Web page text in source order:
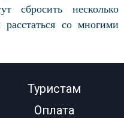
сбросить несколько
со многими
Туристам
Оплата